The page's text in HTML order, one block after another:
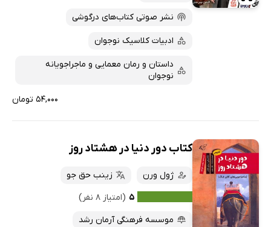
نشر صوتی کتاب‌های درگوشی
ادبیات کلاسیک نوجوان
داستان و رمان معمایی و ماجراجویانه
نوجوان
۵۴,۰۰۰ تومان
کتاب دور دنیا در هشتاد روز
ژول ورن
زینب حق جو
۵ (امتیاز ۸ نفر)
موسسه فرهنگی آرمان رشد